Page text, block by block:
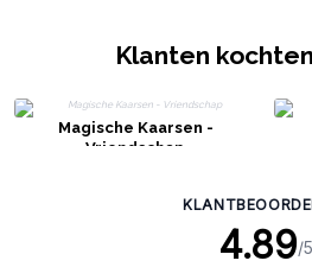
Klanten
Magische Kaarsen -
Vriendschap
4.89/5